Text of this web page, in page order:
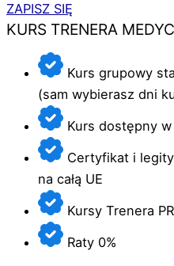
ZAPISZ SIĘ
KURS TRENERA
Kurs grupowy
(sam wybierasz dni
Kurs dostępny w
Certyfikat i
na całą UE
Kursy Trenera
Raty 0%